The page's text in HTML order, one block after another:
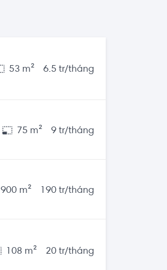
53 m² 6.5 tr/tháng
75 m² 9 tr/tháng
900 m² 190 tr/tháng
108 m² 20 tr/tháng